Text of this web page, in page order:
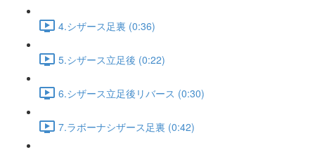
4.シザース足裏 (0:36)
5.シザース立足後 (0:22)
6.シザース立足後リバース (0:30)
7.ラボーナシザース足裏 (0:42)